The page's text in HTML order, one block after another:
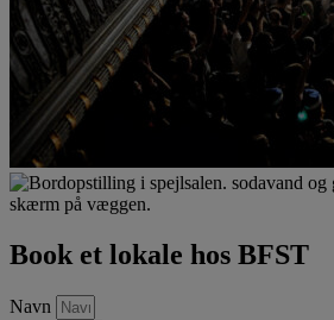
Book et lokale hos BFST
Navn